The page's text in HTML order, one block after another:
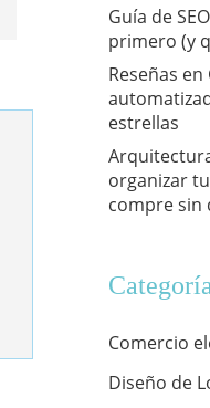
Guía de
primero (y
​Reseñas
estrellas
organizar
compre sin
Comercio
Diseño de